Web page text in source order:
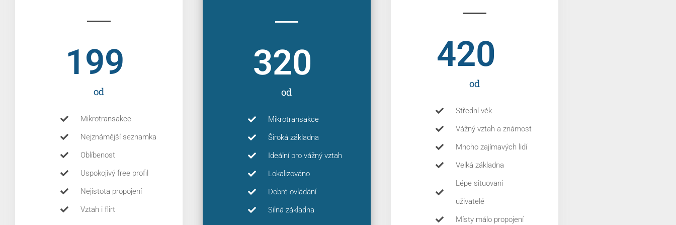
od
199
Mikrotransakce
Nejznámější seznamka
Oblíbenost
Uspokojivý free profil
Nejistota propojení
Vztah i flirt
od
320
Mikrotransakce
Široká základna
Ideální pro vážný vztah
Lokalizováno
Dobré ovládání
Silná základna
od
420
Střední věk
Vážný vztah a známost
Mnoho zajímavých lidí
Velká základna
Lépe situovaní
uživatelé
Místy málo propojení